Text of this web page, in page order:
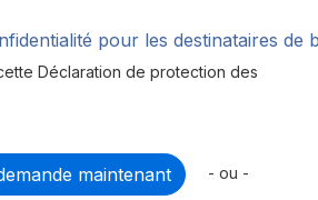
pour les destinataires de
Déclaration de protection des
- ou -